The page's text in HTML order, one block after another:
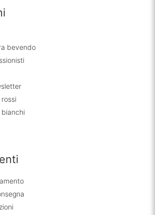
bevendo
bianchi